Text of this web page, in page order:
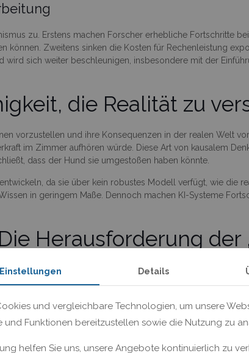
zu. Erstens machen Forscher erhebliche Fortschritte
können. Zweitens sinken die Kosten für Rechenleistung
wird sich weiter beschleunigen, insbesondere mit der
die Realität zu
vorzustellen und ihre Konsequenzen in der realen Welt
im Zimmer aufhören würde. Diese Art von kausalem
dass der Hund sie umgestoßen haben könnte.
da sie über kein robustes Modell verfügt, wie die
in geringem Maße. Dennoch machen KI-Systeme
Herausforderung der
ironischen Untertonen in der Stimme, die in den
es KI schwer, eine „Theory of Mind“ zu entwickeln, die
Bereich. Im Jahr 2021 berichtete Blaise Agüera y Arcas
Bob sie versteckt hatte. Zwei Jahre später
erhebliche Flexibilität ermöglichen.
Details
und vergleichbare Technologien, um unsere
und Funktionen bereitzustellen sowie die Nutzung zu
helfen Sie uns, unsere Angebote kontinuierlich zu